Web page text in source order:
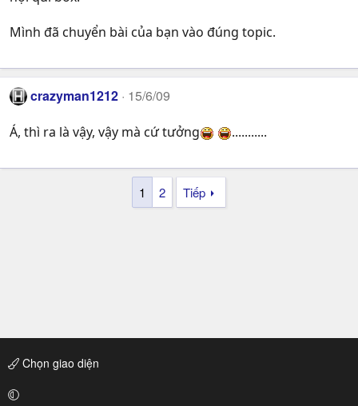
Mình đã chuyển bài của bạn vào đúng topic.
crazyman1212 15/6/09
Á, thì ra là vậy, vậy mà cứ tưởng ...........
1 2 Tiếp
Chọn giao diện